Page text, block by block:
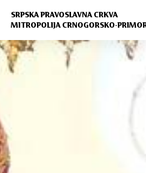
SRPSKA PRAVOSLAVNA CRKVA
MITROPOLIJA CRNOGORSKO-